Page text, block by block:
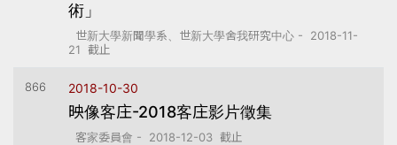
術」
世新大學新聞學系、世新大學舍我研究中心 - 2018-11-
21 截止
866 2018-10-30
映像客庄-2018客庄影片徵集
客家委員會 - 2018-12-03 截止